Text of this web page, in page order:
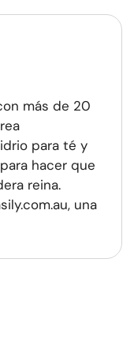
más de 20
para té y
hacer que
reina.
una